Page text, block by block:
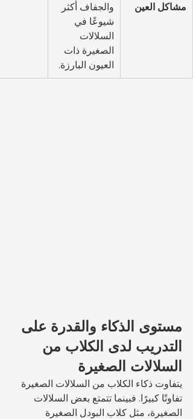
مشاكل العين
والجفاف أكثر
شيوعًا في
السلالات
الصغيرة ذات
العيون البارزة.
مستوى الذكاء والقدرة على
التدريب لدى الكلاب من
السلالات الصغيرة
يتفاوت ذكاء الكلاب من السلالات الصغيرة
تفاوتًا كبيرًا. فبينما تتمتع بعض السلالات
الصغيرة، مثل كلاب البودل الصغيرة